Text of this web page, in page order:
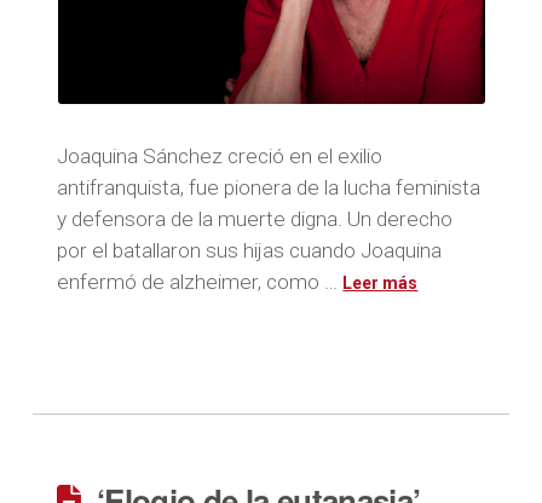
Joaquina Sánchez creció en el exilio
antifranquista, fue pionera de la lucha feminista
y defensora de la muerte digna. Un derecho
por el batallaron sus hijas cuando Joaquina
enfermó de alzheimer, como …